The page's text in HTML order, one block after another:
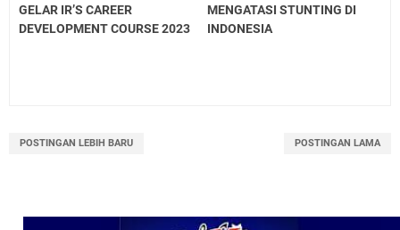
GELAR IR’S CAREER
DEVELOPMENT COURSE 2023
MENGATASI STUNTING DI
INDONESIA
POSTINGAN LEBIH BARU POSTINGAN LAMA